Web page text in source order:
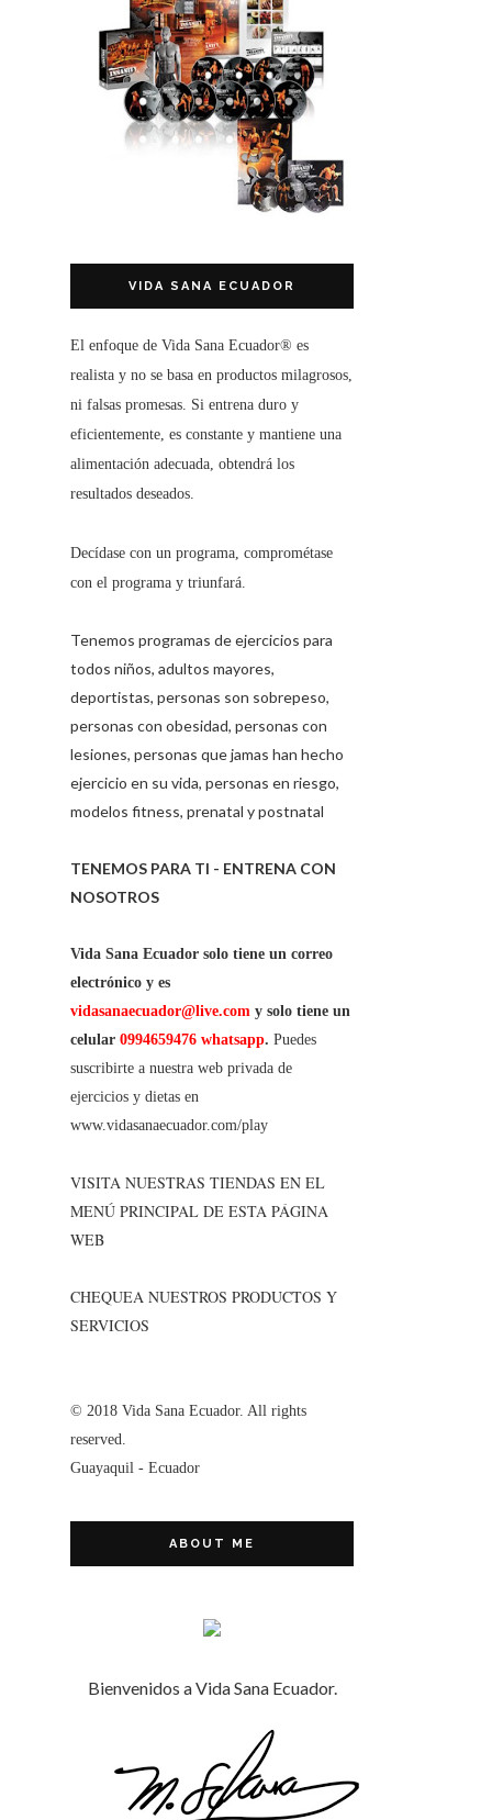
VIDA SANA ECUADOR
El enfoque de Vida Sana Ecuador® es
realista y no se basa en productos milagrosos,
ni falsas promesas. Si entrena duro y
eficientemente, es constante y mantiene una
alimentación adecuada, obtendrá los
resultados deseados.
Decídase con un programa, comprométase
con el programa y triunfará.
Tenemos programas de ejercicios para
todos niños, adultos mayores,
deportistas, personas son sobrepeso,
personas con obesidad, personas con
lesiones, personas que jamas han hecho
ejercicio en su vida, personas en riesgo,
modelos fitness, prenatal y postnatal
TENEMOS PARA TI - ENTRENA CON
NOSOTROS
Vida Sana Ecuador solo tiene un correo
electrónico y es
vidasanaecuador@live.com y solo tiene un
celular 0994659476 whatsapp. Puedes
suscribirte a nuestra web privada de
ejercicios y dietas en
www.vidasanaecuador.com/play
VISITA NUESTRAS TIENDAS EN EL
MENÚ PRINCIPAL DE ESTA PÁGINA
WEB
CHEQUEA NUESTROS PRODUCTOS Y
SERVICIOS
© 2018 Vida Sana Ecuador. All rights
reserved.
Guayaquil - Ecuador
ABOUT ME
Bienvenidos a Vida Sana Ecuador.